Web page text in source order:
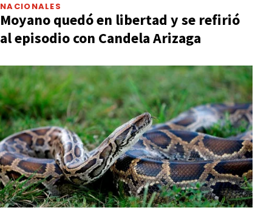
NACIONALES
Moyano quedó en libertad y se refirió
al episodio con Candela Arizaga